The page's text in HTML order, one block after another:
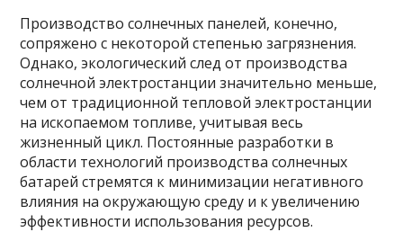
Производство солнечных панелей, конечно,
сопряжено с некоторой степенью загрязнения.
Однако, экологический след от производства
солнечной электростанции значительно меньше,
чем от традиционной тепловой электростанции
на ископаемом топливе, учитывая весь
жизненный цикл. Постоянные разработки в
области технологий производства солнечных
батарей стремятся к минимизации негативного
влияния на окружающую среду и к увеличению
эффективности использования ресурсов.